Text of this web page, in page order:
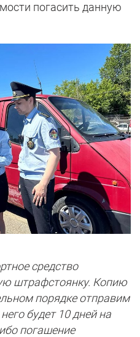
погасить данную
средство
штрафстоянку. Копию
порядке отправим
будет 10 дней на
погашение